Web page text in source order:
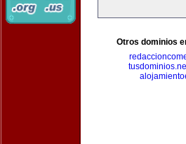
Otros dominios